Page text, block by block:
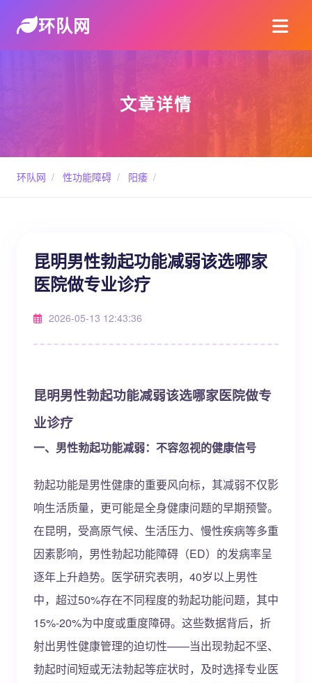
环队网
文章详情
环队网 / 性功能障碍 / 阳痿 /
昆明男性勃起功能减弱该选哪家
医院做专业诊疗
2026-05-13 12:43:36
昆明男性勃起功能减弱该选哪家医院做专
业诊疗
一、男性勃起功能减弱：不容忽视的健康信号
勃起功能是男性健康的重要风向标，其减弱不仅影
响生活质量，更可能是全身健康问题的早期预警。
在昆明，受高原气候、生活压力、慢性疾病等多重
因素影响，男性勃起功能障碍（ED）的发病率呈
逐年上升趋势。医学研究表明，40岁以上男性
中，超过50%存在不同程度的勃起功能问题，其中
15%-20%为中度或重度障碍。这些数据背后，折
射出男性健康管理的迫切性——当出现勃起不坚、
勃起时间短或无法勃起等症状时，及时选择专业医